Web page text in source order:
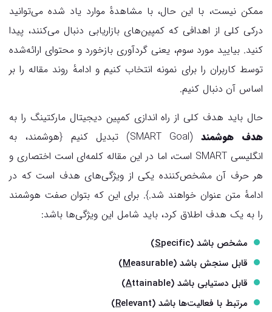
ممکن نیست، با این حال، با مشاهدهٔ موارد یاد شده می‌توانید
درکی کلی از اهدافی که کمپین‌های بازاریابی دنبال می‌کنند، پیدا
کنید. بیایید مورد سوم، یعنی گردآوری بازخورد و محتوای ارائه‌شده
توسط کاربران را برای نمونه انتخاب کنیم و ادامهٔ روند مقاله را بر
اساس آن دنبال کنیم.
حال باید هدف کلی از راه اندازی کمپین دیجیتال مارکتینگ را به
هدف هوشمند
(SMART Goal) تبدیل کنیم {هوشمند، به
انگلیسی SMART است، اما در این مقاله کلمه‌ای است اختصاری و
هر حرف آن مشخص‌کننده یکی از ویژگی‌های هدف است که در
ادامهٔ متن عنوان خواهند شد.}. برای این که بتوان صفت هوشمند
را به یک هدف اطلاق کرد، باید شامل این ویژگی‌ها باشد:
مشخص باشد ( Specific)
قابل سنجش باشد (
Measurable)
قابل دستیابی باشد (
Attainable)
مرتبط با فعالیت‌ها باشد (
Relevant)